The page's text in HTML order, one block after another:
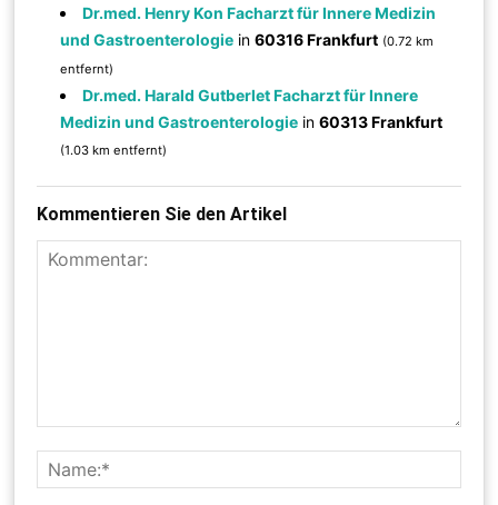
Dr.med. Henry Kon Facharzt für Innere Medizin
und Gastroenterologie in60316 Frankfurt (0.72 km
entfernt)
Dr.med. Harald Gutberlet Facharzt für Innere
Medizin und Gastroenterologie in60313 Frankfurt
(1.03 km entfernt)
Kommentieren Sie den Artikel